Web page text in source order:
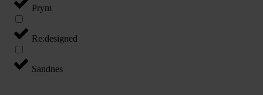
Prym
Re:designed
Sandnes